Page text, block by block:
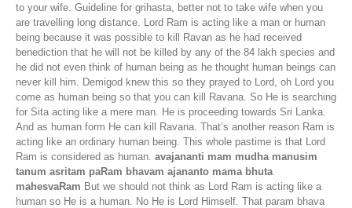
to your wife. Guideline for grihasta, better not to take wife when you
are travelling long distance. Lord Ram is acting like a man or human
being because it was possible to kill Ravan as he had received
benediction that he will not be killed by any of the 84 lakh species and
he did not even think of human being as he thought human beings can
never kill him. Demigod knew this so they prayed to Lord, oh Lord you
come as human being so that you can kill Ravana. So He is searching
for Sita acting like a mere man. He is proceeding towards Sri Lanka.
And as human form He can kill Ravana. That’s another reason Ram is
acting like an ordinary human being. This whole pastime is that Lord
Ram is considered as human. avajananti mam mudha manusim
tanum asritam paRam bhavam ajananto mama bhuta
mahesvaRam But we should not think as Lord Ram is acting like a
human so He is a human. No He is Lord Himself. That param bhava